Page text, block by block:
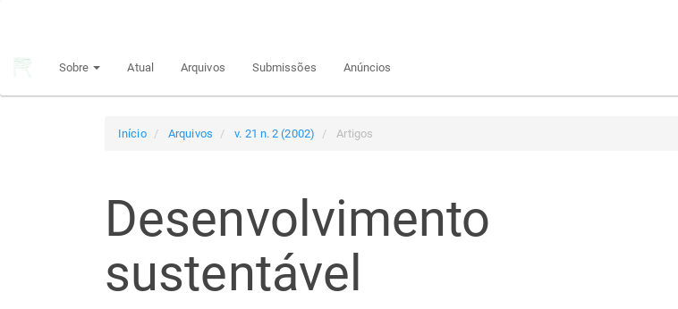
principal
Sobre Atual Arquivos Submissões Anúncios
Início Arquivos v. 21 n. 2 (2002) Artigos
Desenvolvimento
sustentável